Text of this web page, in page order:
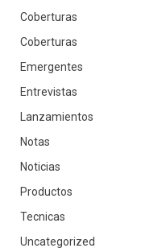
Coberturas
Coberturas
Emergentes
Entrevistas
Lanzamientos
Notas
Noticias
Productos
Tecnicas
Uncategorized